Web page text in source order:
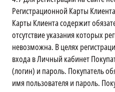
Регистрационной Карты
Карты Клиента содержит
отсутствие указания которых
невозможна. В целях
входа в Личный кабинет
(логин) и пароль. Покупатель
имя пользователя и пароль.